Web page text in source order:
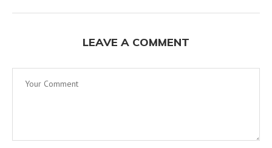
LEAVE A COMMENT